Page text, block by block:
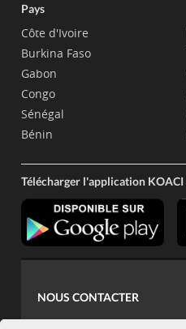
Pays
Côte d'Ivoire
Burkina Faso
Gabon
Congo
Sénégal
Bénin
Télécharger l'application KOACI
NOUS CONTACTER